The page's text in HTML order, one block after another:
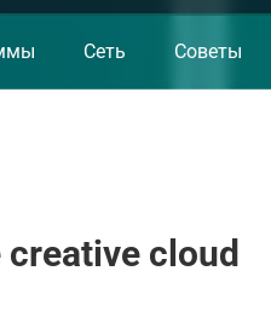
Сеть Советы
cloud